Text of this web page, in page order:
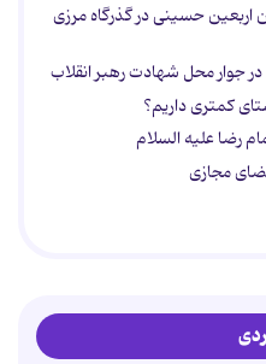
اربعین حسینی در گذرگاه مرزی
جوار محل شهادت رهبر انقلاب
کمتری داریم؟
رضا علیه السلام
مجازی